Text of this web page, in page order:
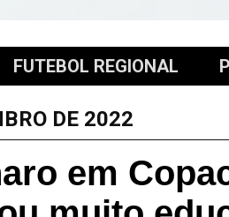
FUTEBOL REGIONAL
DE 2022
em